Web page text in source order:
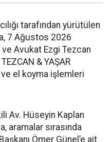
tarafından yürütülen
7 Ağustos 2026
Avukat Ezgi Tezcan
& YAŞAR
ve el koyma işlemleri
Av. Hüseyin Kaplan
aramalar sırasında
Ömer Günel’e ait